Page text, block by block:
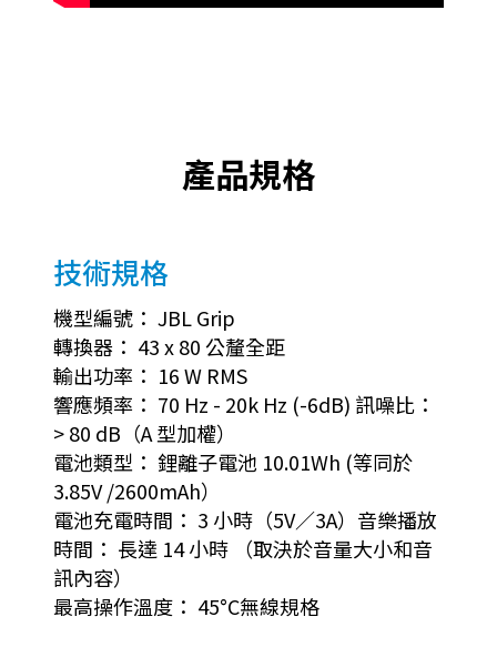
產品規格
技術規格
機型編號： JBL Grip
轉換器： 43 x 80 公釐全距
輸出功率： 16 W RMS
響應頻率： 70 Hz - 20k Hz (-6dB) 訊噪比：
> 80 dB（A 型加權）
電池類型： 鋰離子電池 10.01Wh (等同於
3.85V /2600mAh）
電池充電時間： 3 小時（5V／3A）音樂播放
時間： 長達 14 小時 （取決於音量大小和音
訊內容）
最高操作溫度： 45°C無線規格